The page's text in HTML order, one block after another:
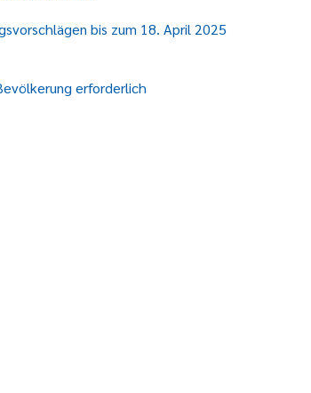
bis zum 18. April 2025
erforderlich